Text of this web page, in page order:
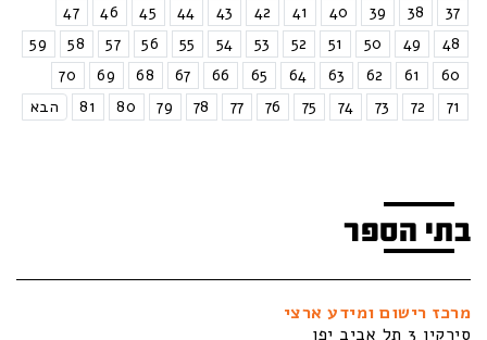
37
38
39
40
41
42
43
44
45
46
47
48
49
50
51
52
53
54
55
56
57
58
59
60
61
62
63
64
65
66
67
68
69
70
71
72
73
74
75
76
77
78
79
80
81 הבא
בתי הספר
מרכז רישום ומידע ארצי
סירקין 3 תל אביב יפו